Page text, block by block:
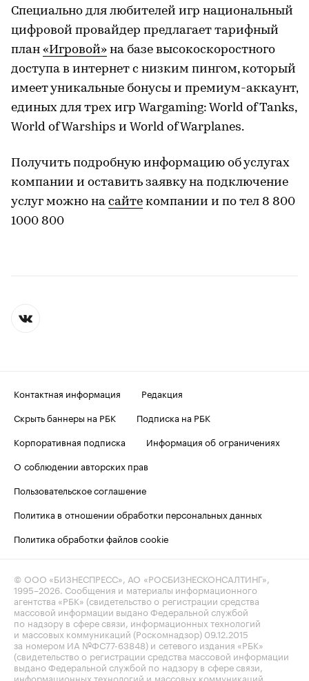
Специально для любителей игр национальный
цифровой провайдер предлагает тарифный
план «Игровой» на базе высокоскоростного
доступа в интернет с низким пингом, который
имеет уникальные бонусы и премиум-аккаунт,
единых для трех игр Wargaming: World of Tanks,
World of Warships и World of Warplanes.
Получить подробную информацию об услугах
компании и оставить заявку на подключение
услуг можно на сайте компании и по тел 8 800
1000 800
Контактная информация
Редакция
Скрыть баннеры на РБК
Подписка на РБК
Корпоративная подписка
Информация об ограничениях
О соблюдении авторских прав
Пользовательское соглашение
Политика в отношении обработки персональных данных
Политика обработки файлов cookie
© ООО «БИЗНЕСПРЕСС», АО «РОСБИЗНЕСКОНСАЛТИНГ»,
1995–2026. Сообщения и материалы информационного
агентства «РБК» (свидетельство о регистрации средства
массовой информации выдано Федеральной службой
по надзору в сфере связи, информационных технологий
и массовых коммуникаций (Роскомнадзор) 09.12.2015
за номером ИА №ФС77-63848) и сетевого издания «РБК»
(свидетельство о регистрации средства массовой информации
выдано Федеральной службой по надзору в сфере связи,
информационных технологий и массовых коммуникаций